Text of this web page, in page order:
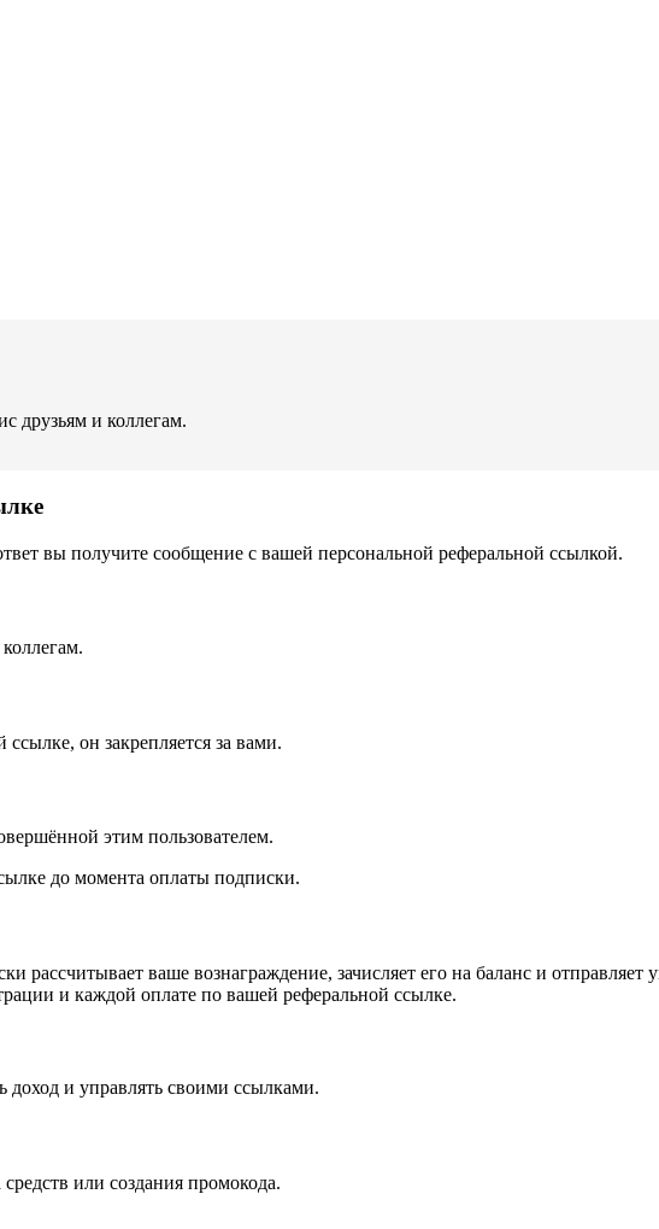
друзьям и коллегам.
вы получите сообщение с вашей персональной реферальной ссылкой.
он закрепляется за вами.
этим пользователем.
до момента оплаты подписки.
рассчитывает ваше вознаграждение, зачисляет его на баланс и отправляет
и каждой оплате по вашей реферальной ссылке.
доход и управлять своими ссылками.
или создания промокода.